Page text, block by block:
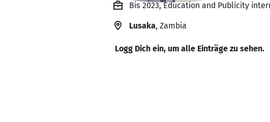
Bis 2023, Education and Publicity
Lusaka, Zambia
Logg Dich ein, um alle Einträge zu sehen.